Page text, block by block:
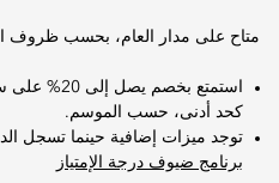
متاح على مدار العام، بحسب ظروف
استمتع بخصم
كحد أدنى، حسب الموسم.
توجد ميزات إضافية حينما تسجل
برنامج ضيوف درجة الإمتياز